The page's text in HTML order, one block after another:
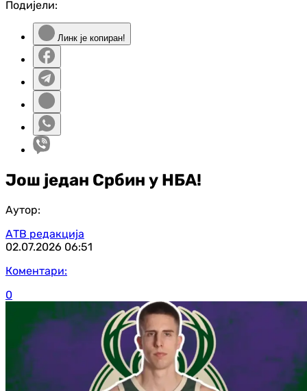
Подијели:
Линк је копиран!
Још један Србин у НБА!
Аутор:
АТВ редакција
02.07.2026 06:51
Коментари:
0